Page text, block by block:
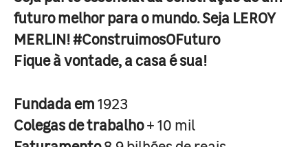
futuro melhor para o mundo. Seja LEROY
MERLIN! #ConstruimosOFuturo
Fique à vontade, a casa é sua!
Fundada em1923
Colegas de trabalho+ 10 mil